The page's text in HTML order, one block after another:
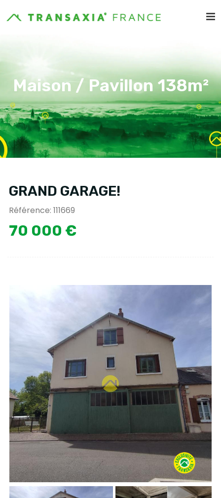
Maison / Pavillon 138m²
GRAND GARAGE!
Référence: 111669
70 000 €